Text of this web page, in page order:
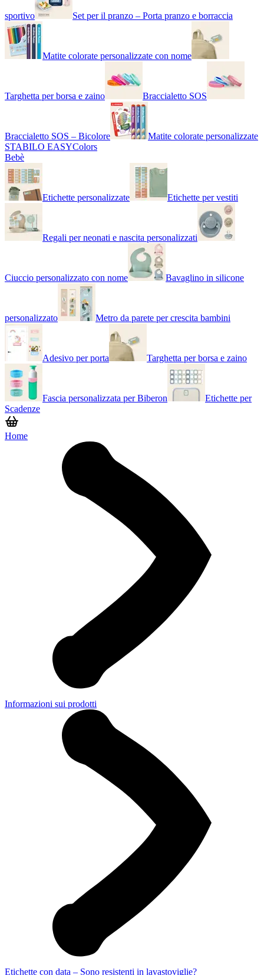
sportivo Set per il pranzo – Porta pranzo e borraccia
Matite colorate personalizzate con nome
Targhetta per borsa e zaino Braccialetto SOS
Braccialetto SOS – Bicolore
Matite colorate personalizzate
STABILO EASYColors
Bebè
Etichette personalizzate Etichette per vestiti
Regali per neonati e nascita personalizzati
Ciuccio personalizzato con nome Bavaglino in silicone
personalizzato Metro da parete per crescita bambini
Adesivo per porta Targhetta per borsa e zaino
Fascia personalizzata per Biberon
Etichette per
Scadenze
Home
Informazioni sui prodotti
Etichette con data – Sono resistenti in lavastoviglie?